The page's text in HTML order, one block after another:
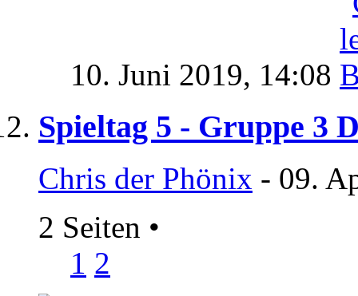
10. Juni 2019, 14:08
Spieltag 5 - Gruppe 3
Chris der Phönix - 09.
2 Seiten •
1 2